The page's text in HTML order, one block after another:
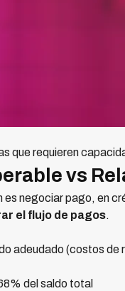
que requieren
vs
negociar pago, en
el flujo de pagos.
adeudado (costos de
del saldo total